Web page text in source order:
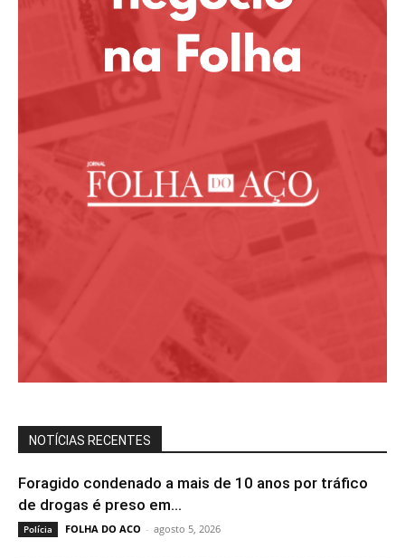
NOTÍCIAS RECENTES
Foragido condenado a mais de 10 anos por tráfico
de drogas é preso em...
Polícia FOLHA DO ACO - agosto 5, 2026